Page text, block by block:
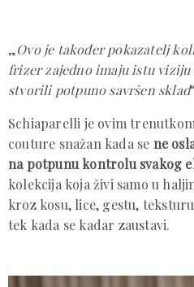
„Ovo je također pokazatelj
frizer zajedno imaju istu
stvorili potpuno savršen sklad
Schiaparelli je ovim
couture snažan kada se ne
na potpunu kontrolu svakog
kolekcija koja živi samo u
kroz kosu, lice, gestu,
tek kada se kadar zaustavi.